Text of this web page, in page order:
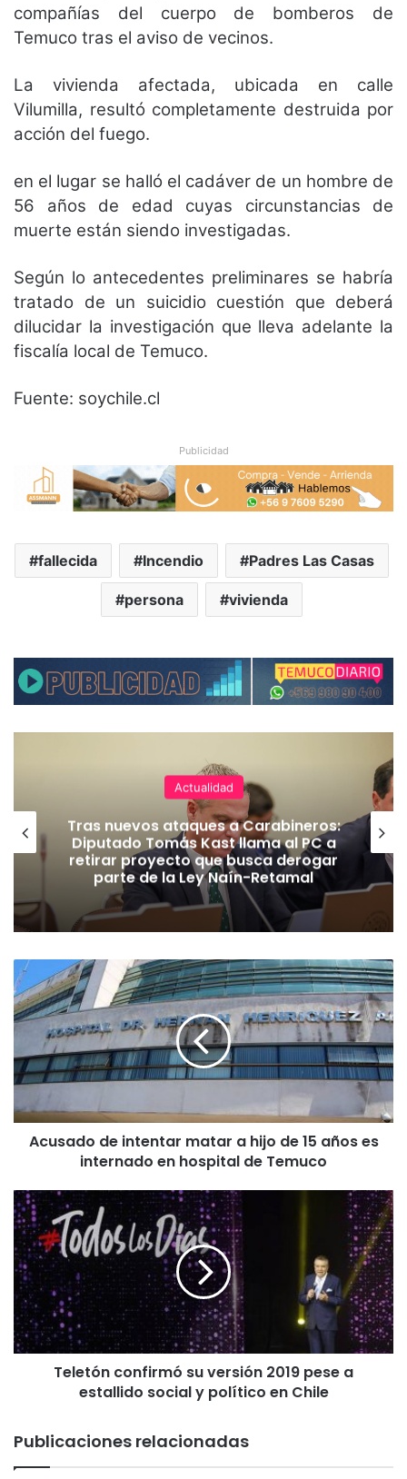
compañías del cuerpo de bomberos de
Temuco tras el aviso de vecinos.
La vivienda afectada, ubicada en calle
Vilumilla, resultó completamente destruida por
acción del fuego.
en el lugar se halló el cadáver de un hombre de
56 años de edad cuyas circunstancias de
muerte están siendo investigadas.
Según lo antecedentes preliminares se habría
tratado de un suicidio cuestión que deberá
dilucidar la investigación que lleva adelante la
fiscalía local de Temuco.
Fuente: soychile.cl
Publicidad
fallecida Incendio Padres Las Casas
persona vivienda
Actualidad
Tras nuevos ataques a Carabineros:
Diputado Tomás Kast llama al PC a
retirar proyecto que busca derogar
parte de la Ley Naín-Retamal
A
c
u
s
d
o
e
e
n
a
r
m
a
t
a
j
o
Acusado de intentar matar a hijo de 15 años es
internado en hospital de Temuco
T
e
e
t
ó
n
c
o
m
ó
Teletón confirmó su versión 2019 pese a
estallido social y político en Chile
Publicaciones relacionadas